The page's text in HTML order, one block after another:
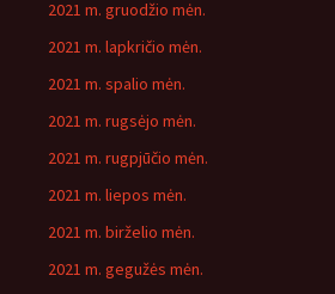
2021 m. gruodžio mėn.
2021 m. lapkričio mėn.
2021 m. spalio mėn.
2021 m. rugsėjo mėn.
2021 m. rugpjūčio mėn.
2021 m. liepos mėn.
2021 m. birželio mėn.
2021 m. gegužės mėn.